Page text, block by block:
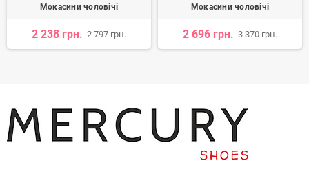
Мокасини чоловічі
2 238 грн. 2 797 грн.
Мокасини чоловічі
2 696 грн. 3 370 грн.